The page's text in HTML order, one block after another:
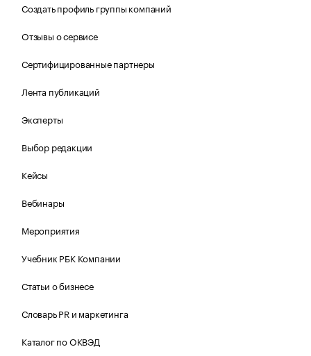
Создать профиль группы компаний
Отзывы о сервисе
Сертифицированные партнеры
Лента публикаций
Эксперты
Выбор редакции
Кейсы
Вебинары
Мероприятия
Учебник РБК Компании
Статьи о бизнесе
Словарь PR и маркетинга
Каталог по ОКВЭД